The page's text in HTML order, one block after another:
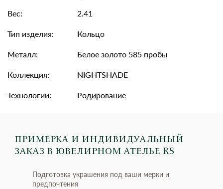
Вес:
2.41
Тип изделия:
Кольцо
Металл:
Белое золото 585 пробы
Коллекция:
NIGHTSHADE
Технологии:
Родирование
ПРИМЕРКА И ИНДИВИДУАЛЬНЫЙ
ЗАКАЗ В ЮВЕЛИРНОМ АТЕЛЬЕ RS
Подготовка украшения под ваши мерки и
предпочтения